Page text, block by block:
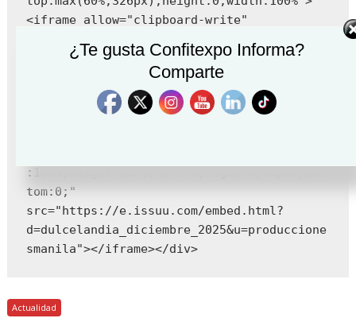
<iframe allow="clipboard-write"
navigation-by-user-activation allow-
downloads allow-scripts allow-same-origin
allow-popups allow-modals allow-popups-to-
escape-sandbox allow-forms"
:100%;height:100%;left:0;right:0;top:0;bot
tom:0;"
src="https://e.issuu.com/embed.html?
d=dulcelandia_diciembre_2025&u=produccione
smanila"></iframe></div>
Actualidad
¿Te gusta Confitexpo Informa?
Comparte